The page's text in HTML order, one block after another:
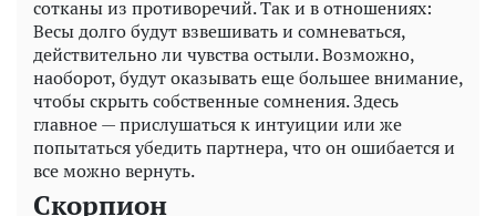
сотканы из противоречий. Так и в отношениях:
Весы долго будут взвешивать и сомневаться,
действительно ли чувства остыли. Возможно,
наоборот, будут оказывать еще большее внимание,
чтобы скрыть собственные сомнения. Здесь
главное — прислушаться к интуиции или же
попытаться убедить партнера, что он ошибается и
все можно вернуть.
Скорпион